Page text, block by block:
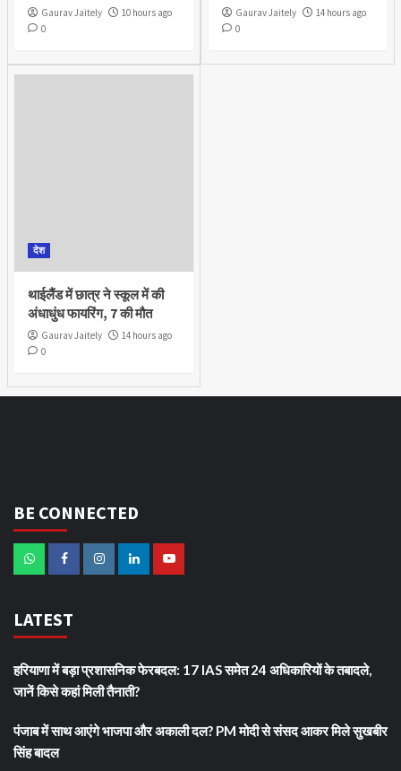
Gaurav Jaitely
10 hours ago
0
Gaurav Jaitely
14 hours ago
0
देश
थाईलैंड में छात्र ने स्कूल में की
अंधाधुंध फायरिंग, 7 की मौत
Gaurav Jaitely
14 hours ago
0
BE CONNECTED
LATEST
हरियाणा में बड़ा प्रशासनिक फेरबदल: 17 IAS समेत 24 अधिकारियों के तबादले,
जानें किसे कहां मिली तैनाती?
पंजाब में साथ आएंगे भाजपा और अकाली दल? PM मोदी से संसद आकर मिले सुखबीर
सिंह बादल